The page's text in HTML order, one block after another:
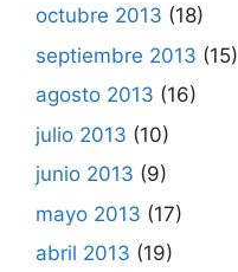
octubre 2013 (18)
septiembre 2013 (15)
agosto 2013 (16)
julio 2013 (10)
junio 2013 (9)
mayo 2013 (17)
abril 2013 (19)